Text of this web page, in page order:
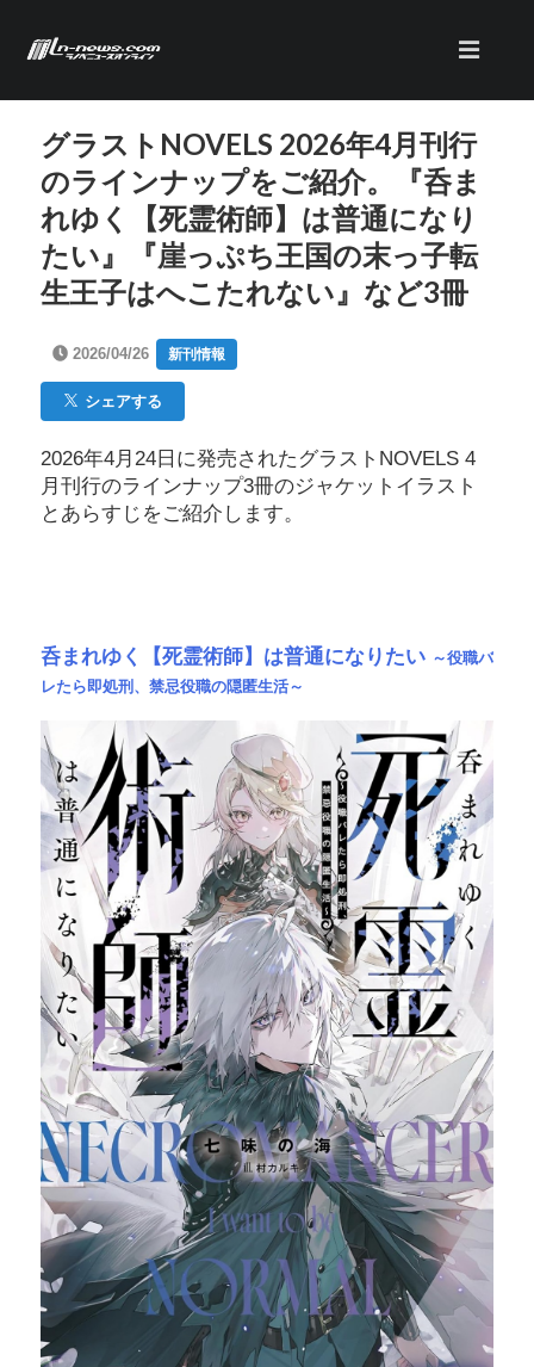
グラストNOVELS 2026年4月刊行
のラインナップをご紹介。『呑ま
れゆく【死霊術師】は普通になり
たい』『崖っぷち王国の末っ子転
生王子はへこたれない』など3冊
2026/04/26 新刊情報
シェアする
2026年4月24日に発売されたグラストNOVELS 4
月刊行のラインナップ3冊のジャケットイラスト
とあらすじをご紹介します。
呑まれゆく【死霊術師】は普通になりたい ～役職バ
レたら即処刑、禁忌役職の隠匿生活～